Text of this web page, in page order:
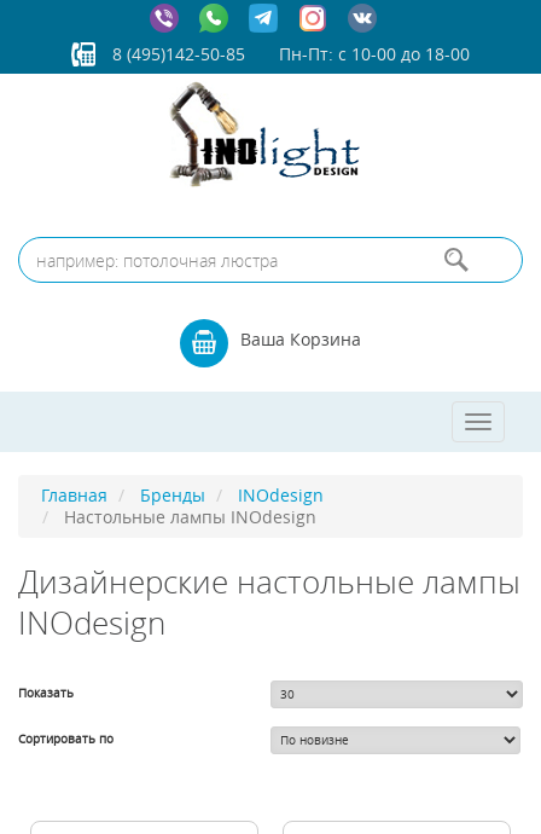
8 (495)142-50-85 Пн-Пт: с 10-00 до 18-00
Ваша Корзина
Toggle
Главная Бренды
INOdesign
Настольные лампы INOdesign
Дизайнерские настольные лампы
INOdesign
Показать
Сортировать по